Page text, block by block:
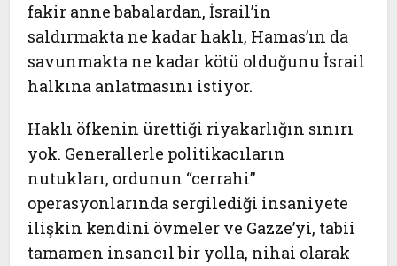
fakir anne babalardan, İsrail’in
saldırmakta ne kadar haklı, Hamas’ın da
savunmakta ne kadar kötü olduğunu İsrail
halkına anlatmasını istiyor.
Haklı öfkenin ürettiği riyakarlığın sınırı
yok. Generallerle politikacıların
nutukları, ordunun “cerrahi”
operasyonlarında sergilediği insaniyete
ilişkin kendini övmeler ve Gazze’yi, tabii
tamamen insancıl bir yolla, nihai olarak